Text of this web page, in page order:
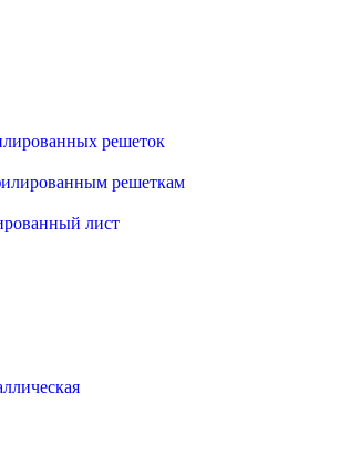
решеток
решеткам
лист